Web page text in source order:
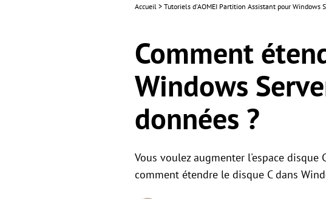
Accueil > Tutoriels d'AOMEI Partition Assistant pour Windows
Comment
Windows
données ?
Vous voulez augmenter l'espace
comment étendre le disque C dans